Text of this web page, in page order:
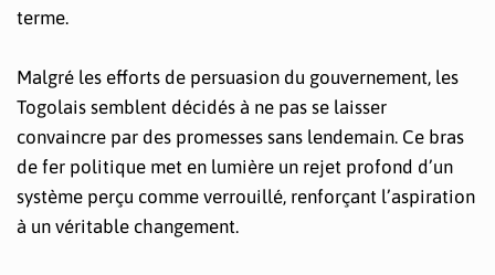
terme.
Malgré les efforts de persuasion du gouvernement, les
Togolais semblent décidés à ne pas se laisser
convaincre par des promesses sans lendemain. Ce bras
de fer politique met en lumière un rejet profond d’un
système perçu comme verrouillé, renforçant l’aspiration
à un véritable changement.